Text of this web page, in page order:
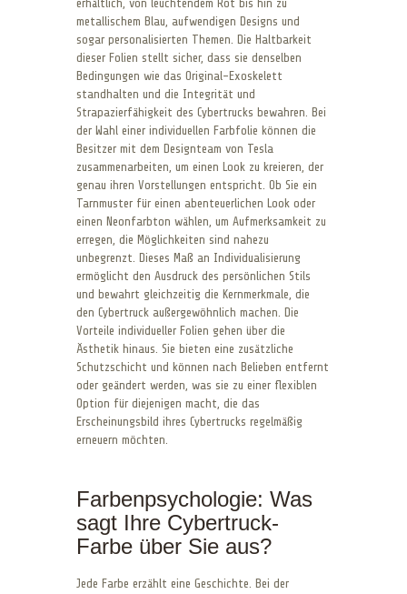
erhältlich, von leuchtendem Rot bis hin zu
metallischem Blau, aufwendigen Designs und
sogar personalisierten Themen. Die Haltbarkeit
dieser Folien stellt sicher, dass sie denselben
Bedingungen wie das Original-Exoskelett
standhalten und die Integrität und
Strapazierfähigkeit des Cybertrucks bewahren. Bei
der Wahl einer individuellen Farbfolie können die
Besitzer mit dem Designteam von Tesla
zusammenarbeiten, um einen Look zu kreieren, der
genau ihren Vorstellungen entspricht. Ob Sie ein
Tarnmuster für einen abenteuerlichen Look oder
einen Neonfarbton wählen, um Aufmerksamkeit zu
erregen, die Möglichkeiten sind nahezu
unbegrenzt. Dieses Maß an Individualisierung
ermöglicht den Ausdruck des persönlichen Stils
und bewahrt gleichzeitig die Kernmerkmale, die
den Cybertruck außergewöhnlich machen. Die
Vorteile individueller Folien gehen über die
Ästhetik hinaus. Sie bieten eine zusätzliche
Schutzschicht und können nach Belieben entfernt
oder geändert werden, was sie zu einer flexiblen
Option für diejenigen macht, die das
Erscheinungsbild ihres Cybertrucks regelmäßig
erneuern möchten.
Farbenpsychologie: Was
sagt Ihre Cybertruck-
Farbe über Sie aus?
Jede Farbe erzählt eine Geschichte. Bei der